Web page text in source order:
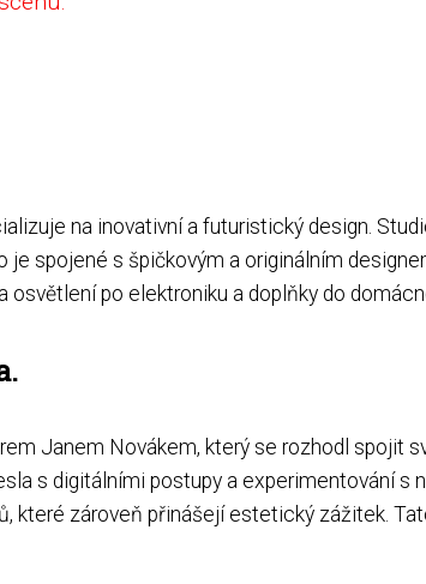
na inovativní a futuristický design.
spojené s špičkovým a originálním
po elektroniku a doplňky do
Janem Novákem, který se rozhodl spojit
s digitálními postupy a experimentování s
které zároveň přinášejí estetický zážitek.